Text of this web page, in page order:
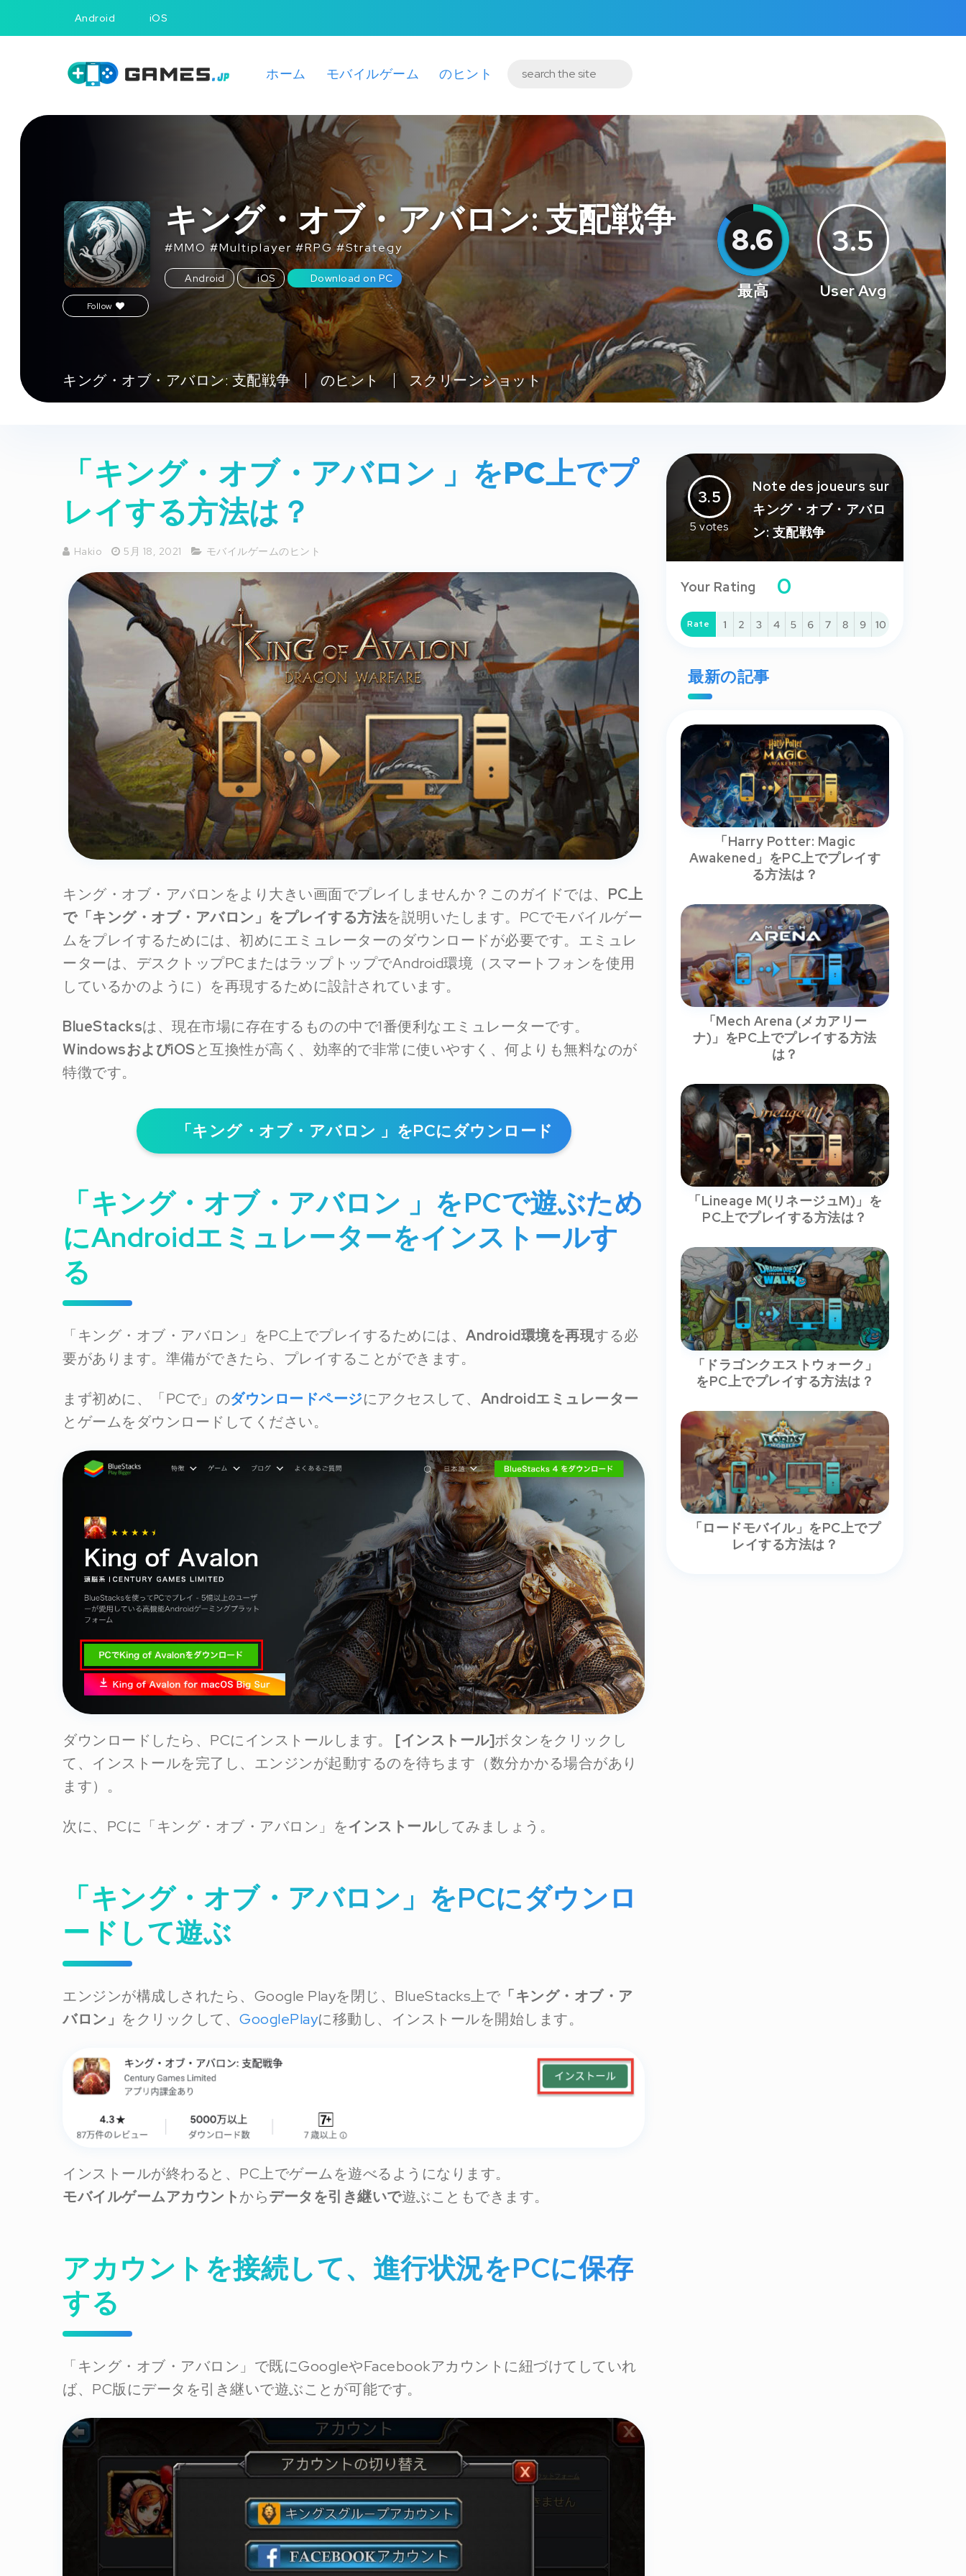
Android iOS
ホーム モバイルゲーム のヒント
Follow
キング・オブ・アバロン: 支配戦争
#MMO #Multiplayer #RPG#Strategy
Android iOS Download on PC
8.6
最高
3.5
User Avg
キング・オブ・アバロン: 支配戦争 のヒント スクリーンショット
「キング・オブ・アバロン 」をPC上でプ
レイする方法は？
Hakio 5月 18, 2021 モバイルゲームのヒント
キング・オブ・アバロンをより大きい画面でプレイしませんか？このガイドでは、 PC上
で「キング・オブ・アバロン」をプレイする方法を説明いたします。PCでモバイルゲー
ムをプレイするためには、初めにエミュレーターのダウンロードが必要です。エミュレ
ーターは、デスクトップPCまたはラップトップでAndroid環境（スマートフォンを使用
しているかのように）を再現するために設計されています。
BlueStacksは、現在市場に存在するものの中で1番便利なエミュレーターです。
WindowsおよびiOSと互換性が高く、効率的で非常に使いやすく、何よりも無料なのが
特徴です。
「キング・オブ・アバロン 」をPCにダウンロード
「キング・オブ・アバロン 」をPCで遊ぶため
にAndroidエミュレーターをインストールす
る
「キング・オブ・アバロン」をPC上でプレイするためには、 Android環境を再現する必
要があります。準備ができたら、プレイすることができます。
まず初めに、「PCで」のダウンロードページにアクセスして、 Androidエミュレーター
とゲームをダウンロードしてください。
ダウンロードしたら、PCにインストールします。 [インストール]ボタンをクリックし
て、インストールを完了し、エンジンが起動するのを待ちます（数分かかる場合があり
ます）。
次に、PCに「キング・オブ・アバロン」をインストールしてみましょう。
「キング・オブ・アバロン」をPCにダウンロ
ードして遊ぶ
エンジンが構成しされたら、Google Playを閉じ、BlueStacks上で 「キング・オブ・ア
バロン」 をクリックして、 GooglePlayに移動し、インストールを開始します。
インストールが終わると、PC上でゲームを遊べるようになります。
モバイルゲームアカウントからデータを引き継いで遊ぶこともできます。
アカウントを接続して、進行状況をPCに保存
する
「キング・オブ・アバロン」で既にGoogleやFacebookアカウントに紐づけてしていれ
ば、PC版にデータを引き継いで遊ぶことが可能です。
3.5
5 votes
Note des joueurs sur
キング・オブ・アバロ
ン: 支配戦争
Your Rating 0
Rate
最新の記事
「Harry Potter: Magic
Awakened」をPC上でプレイす
る方法は？
「Mech Arena (メカアリー
ナ)」をPC上でプレイする方法
は？
「Lineage M(リネージュM)」を
PC上でプレイする方法は？
「ドラゴンクエストウォーク」
をPC上でプレイする方法は？
「ロードモバイル」をPC上でプ
レイする方法は？